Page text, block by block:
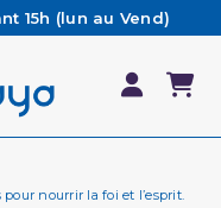
15h (lun au Vend)
le jour même
notre FAQ
65€ d'achat*
nourrir la foi et l’esprit.